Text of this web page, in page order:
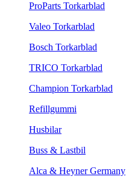
ProParts Torkarblad
Valeo Torkarblad
Bosch Torkarblad
TRICO Torkarblad
Champion Torkarblad
Refillgummi
Husbilar
Buss & Lastbil
Alca & Heyner Germany